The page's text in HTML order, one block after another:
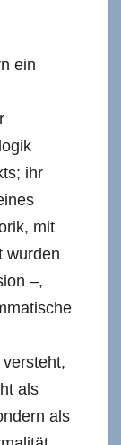
ein
ihr
mit
wurden
–,
als
als